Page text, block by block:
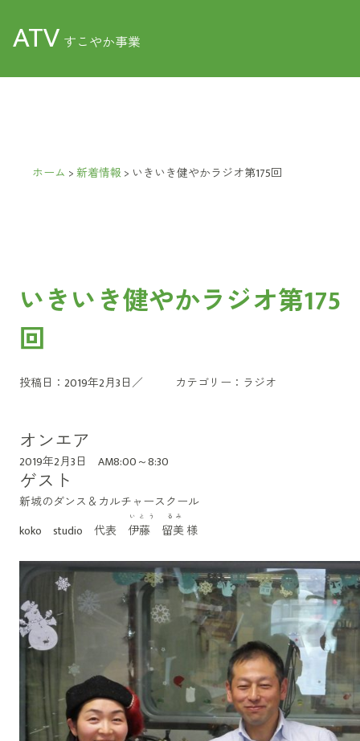
ATV すこやか事業
ホーム >新着情報> いきいき健やかラジオ第175回
いきいき健やかラジオ第175
回
投稿日：2019年2月3日／ カテゴリー： ラジオ
オンエア
2019年2月3日 AM8:00～8:30
ゲスト
新城のダンス＆カルチャースクール
koko studio 代表 伊藤 留美
いとう るみ
様